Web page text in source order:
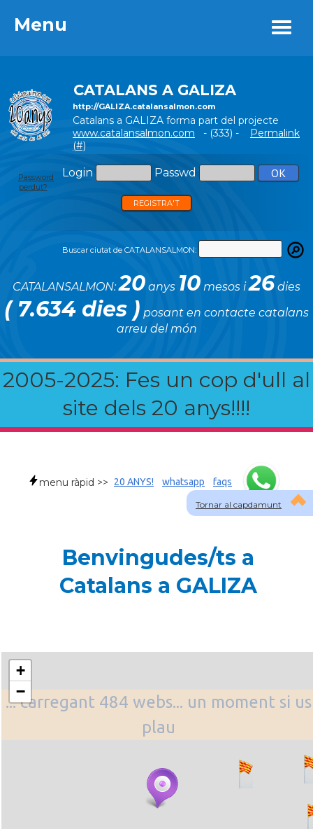
Menu
CATALANS A GALIZA
http://GALIZA.catalansalmon.com
Catalans a GALIZA forma part del projecte
www.catalansalmon.com - (333) - Permalink
(#)
Login Passwd
Password
perdut?
REGISTRA'T
Buscar ciutat de CATALANSALMON:
CATALANSALMON:20 anys 10 mesos i26 dies
( 7.634 dies ) posant en contacte catalans
arreu del món
2005-2025: Fes un cop d'ull al
site dels 20 anys!!!!
Menu
Tornar al capdamunt
menu ràpid >> 20 ANYS! whatsapp faqs
Benvingudes/ts a
Catalans a GALIZA
... carregant 484 webs... un moment si us
plau
+
−